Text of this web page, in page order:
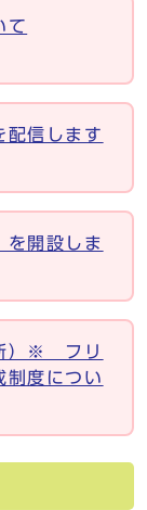
て
配信します
を開設しま
）※ フリ
制度につい